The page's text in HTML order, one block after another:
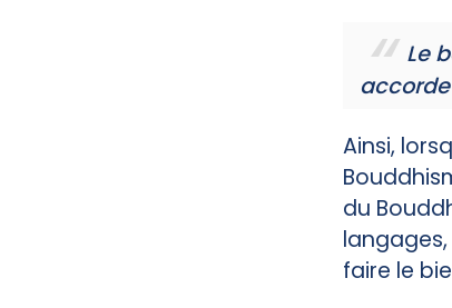
Le
Ainsi,
du
faire le